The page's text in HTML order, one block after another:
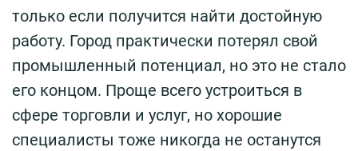
только если получится найти достойную
работу. Город практически потерял свой
промышленный потенциал, но это не стало
его концом. Проще всего устроиться в
сфере торговли и услуг, но хорошие
специалисты тоже никогда не останутся